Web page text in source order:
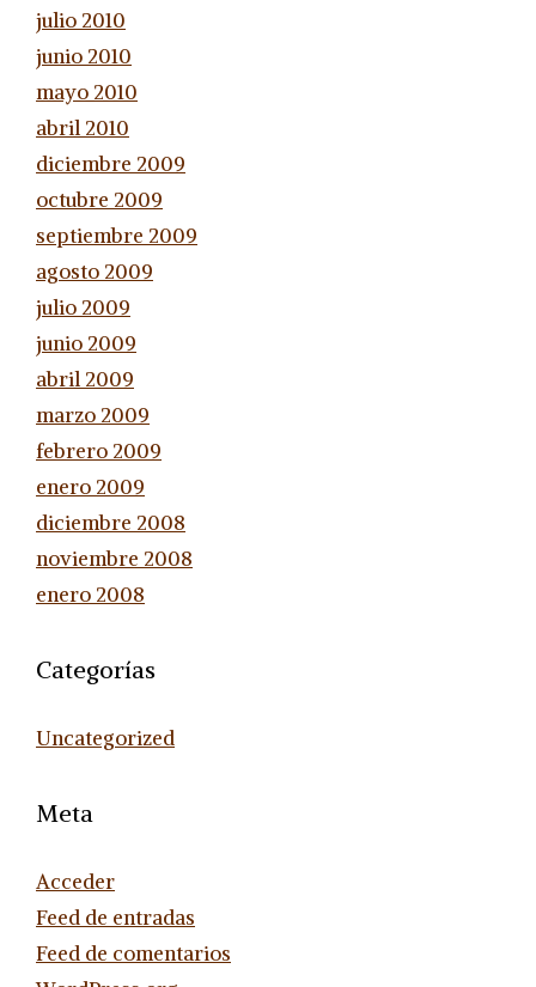
julio 2010
junio 2010
mayo 2010
abril 2010
diciembre 2009
octubre 2009
septiembre 2009
agosto 2009
julio 2009
junio 2009
abril 2009
marzo 2009
febrero 2009
enero 2009
diciembre 2008
noviembre 2008
enero 2008
Categorías
Uncategorized
Meta
Acceder
Feed de entradas
Feed de comentarios